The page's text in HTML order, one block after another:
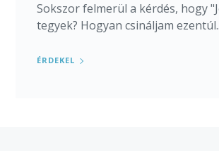
Sokszor felmerül a kérdés, hogy
tegyek? Hogyan csináljam
ÉRDEKEL